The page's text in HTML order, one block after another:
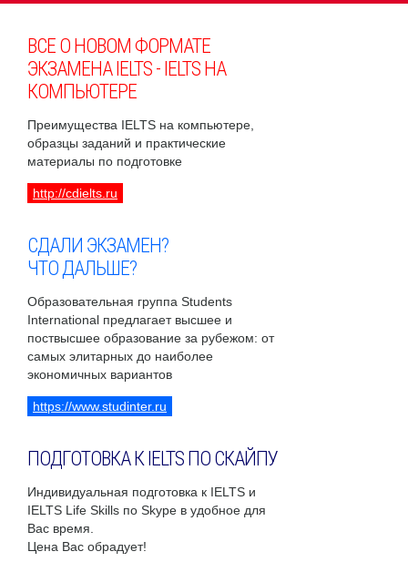
ВСЕ О НОВОМ ФОРМАТЕ
ЭКЗАМЕНА IELTS - IELTS НА
КОМПЬЮТЕРЕ
Преимущества IELTS на компьютере,
образцы заданий и практические
материалы по подготовке
http://cdielts.ru
СДАЛИ ЭКЗАМЕН?
ЧТО ДАЛЬШЕ?
Образовательная группа Students
International предлагает высшее и
поствысшее образование за рубежом: от
самых элитарных до наиболее
экономичных вариантов
https://www.studinter.ru
ПОДГОТОВКА К IELTS ПО СКАЙПУ
Индивидуальная подготовка к IELTS и
IELTS Life Skills по Skype в удобное для
Вас время.
Цена Вас обрадует!